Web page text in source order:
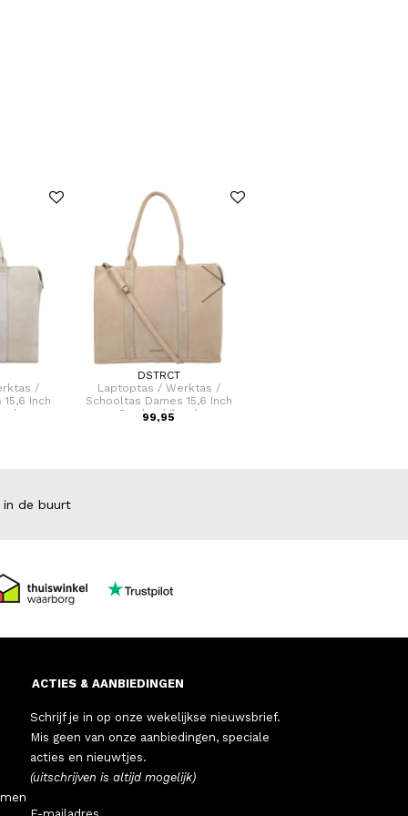
/
Inch
DSTRCT
Laptoptas / Werktas /
Schooltas Dames 15,6 Inch
Portland Road
99,95
in de buurt
ACTIES & AANBIEDINGEN
Schrijf je in op onze wekelijkse nieuwsbrief.
Mis geen van onze aanbiedingen, speciale
acties en nieuwtjes.
(uitschrijven is altijd mogelijk)